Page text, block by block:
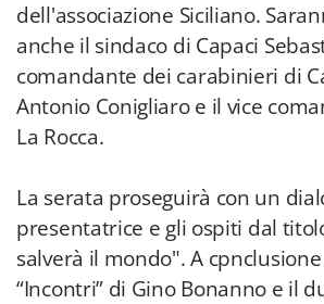
dell'associazione Siciliano.
anche il sindaco di Capaci
comandante dei carabinieri di
Antonio Conigliaro e il vice
La Rocca.
La serata proseguirà con un
presentatrice e gli ospiti dal
salverà il mondo". A
“Incontri” di Gino Bonanno e il